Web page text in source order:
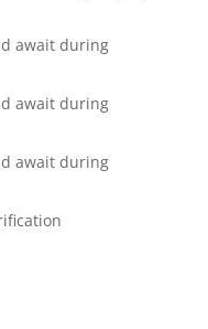
await during
await during
await during